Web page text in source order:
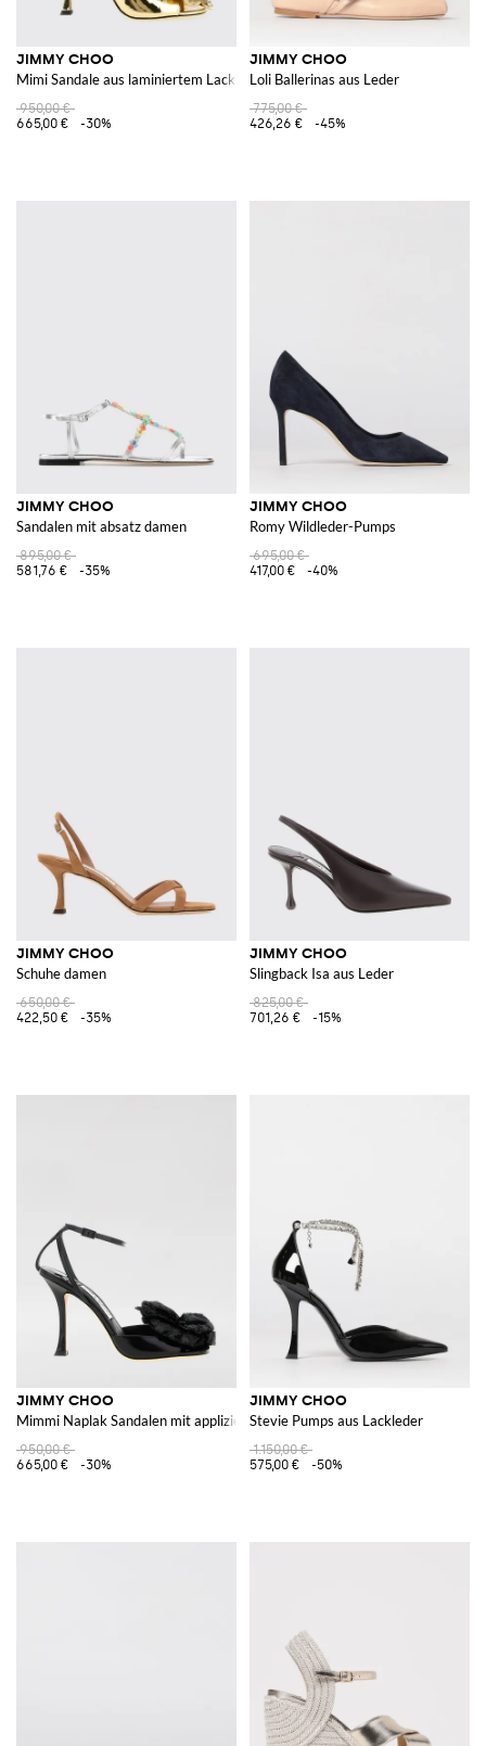
JIMMY CHOO
Mimi Sandale aus laminiertem Lackleder mit Blumenapplikation
950,00 €
665,00 €
-30%
JIMMY CHOO
Loli Ballerinas aus Leder
775,00 €
426,26 €
-45%
JIMMY CHOO
Sandalen mit absatz damen
895,00 €
581,76 €
-35%
JIMMY CHOO
Romy Wildleder-Pumps
695,00 €
417,00 €
-40%
JIMMY CHOO
Schuhe damen
650,00 €
422,50 €
-35%
JIMMY CHOO
Slingback Isa aus Leder
825,00 €
701,26 €
-15%
JIMMY CHOO
Mimmi Naplak Sandalen mit applizierter Blume
950,00 €
665,00 €
-30%
JIMMY CHOO
Stevie Pumps aus Lackleder
1.150,00 €
575,00 €
-50%